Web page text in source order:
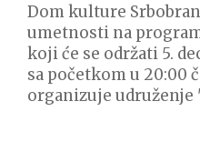
Dom kulture
umetnosti na
koji će se održati 5.
sa početkom u 20:00
organizuje udruženje